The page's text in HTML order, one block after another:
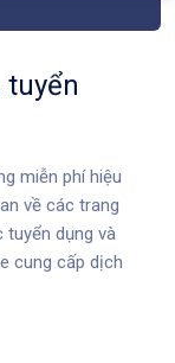
miễn phí hiệu
về các trang
tuyển dụng và
cung cấp dịch